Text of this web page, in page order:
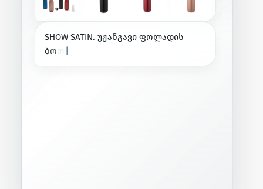
SHOW SATIN. უჟანგავი ფოლადის
ბო თ